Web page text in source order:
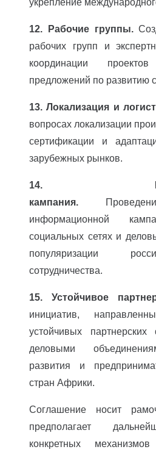
укрепление
12. Рабочие группы.
рабочих групп и
координации
предложений по развитию
13. Локализация и
вопросах локализации
сертификации и
зарубежных рынков.
14.
кампания.
информационной
социальных сетях и
популяризации
сотрудничества.
15. Устойчивое
инициатив,
устойчивых
деловыми
развития и
стран Африки.
Соглашение носит
предполагает
конкретных